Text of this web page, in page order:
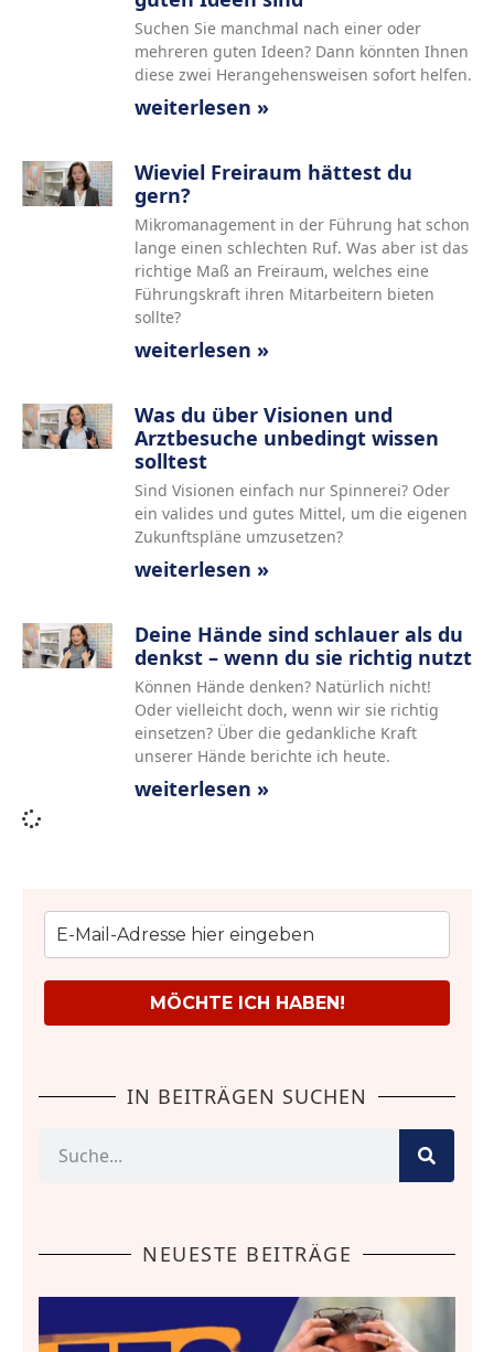
Suchen Sie manchmal nach einer oder
mehreren guten Ideen? Dann könnten Ihnen
diese zwei Herangehensweisen sofort helfen.
weiterlesen »
Wieviel Freiraum hättest du
gern?
Mikromanagement in der Führung hat schon
lange einen schlechten Ruf. Was aber ist das
richtige Maß an Freiraum, welches eine
Führungskraft ihren Mitarbeitern bieten
sollte?
weiterlesen »
Was du über Visionen und
Arztbesuche unbedingt wissen
solltest
Sind Visionen einfach nur Spinnerei? Oder
ein valides und gutes Mittel, um die eigenen
Zukunftspläne umzusetzen?
weiterlesen »
Deine Hände sind schlauer als du
denkst – wenn du sie richtig nutzt
Können Hände denken? Natürlich nicht!
Oder vielleicht doch, wenn wir sie richtig
einsetzen? Über die gedankliche Kraft
unserer Hände berichte ich heute.
weiterlesen »
MÖCHTE ICH HABEN!
IN BEITRÄGEN SUCHEN
NEUESTE BEITRÄGE